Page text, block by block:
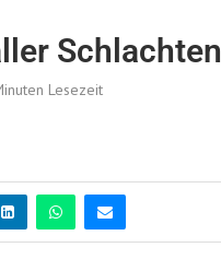
Schlachten
Lesezeit